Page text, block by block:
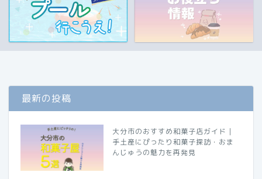
最新の投稿
大分市のおすすめ和菓子店ガイド｜
手土産にぴったり和菓子探訪・おま
んじゅうの魅力を再発見